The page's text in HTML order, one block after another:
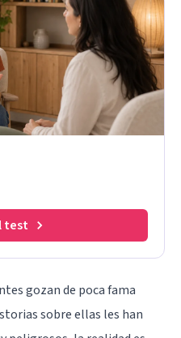
test
gozan de poca fama
sobre ellas les han